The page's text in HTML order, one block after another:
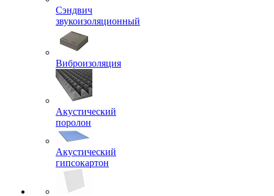
Сэндвич
звукоизоляционный
Виброизоляция
Акустический
поролон
Акустический
гипсокартон